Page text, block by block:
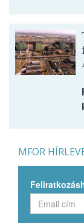
MFOR